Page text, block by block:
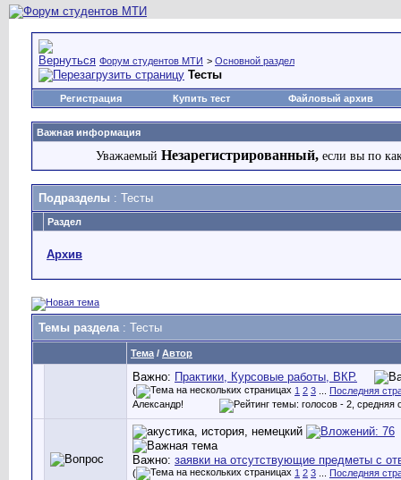
Форум студентов МТИ > Основной раздел
Тесты
Регистрация Купить тест Файловый архив
Важная информация
Уважаемый Незарегистрированный, если вы по
Подразделы : Тесты
Раздел
Архив
Темы раздела: Тесты
Тема / Автор
Важно: Практики, Курсовые работы, ВКР.
( 1 2 3
Последняя
Александр!
Важно: заявки на отсутствующие предметы с
( 1 2 3
Последняя